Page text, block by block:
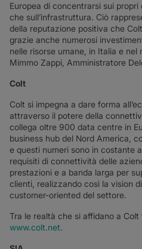
Europea di concentrarsi sui
che sull’infrastruttura. Ciò
della reputazione positiva che
grazie anche numerosi
nelle risorse umane, in Italia e nel
Mimmo Zappi, Amministratore
Colt
Colt si impegna a dare forma
attraverso il potere della
collega oltre 900 data centre in
business hub del Nord America,
e questi numeri sono in costante
requisiti di connettività delle
prestazioni e a banda larga per
clienti, realizzando così la vision
customer-oriented del settore.
Tra le realtà che si affidano a
www.colt.net.